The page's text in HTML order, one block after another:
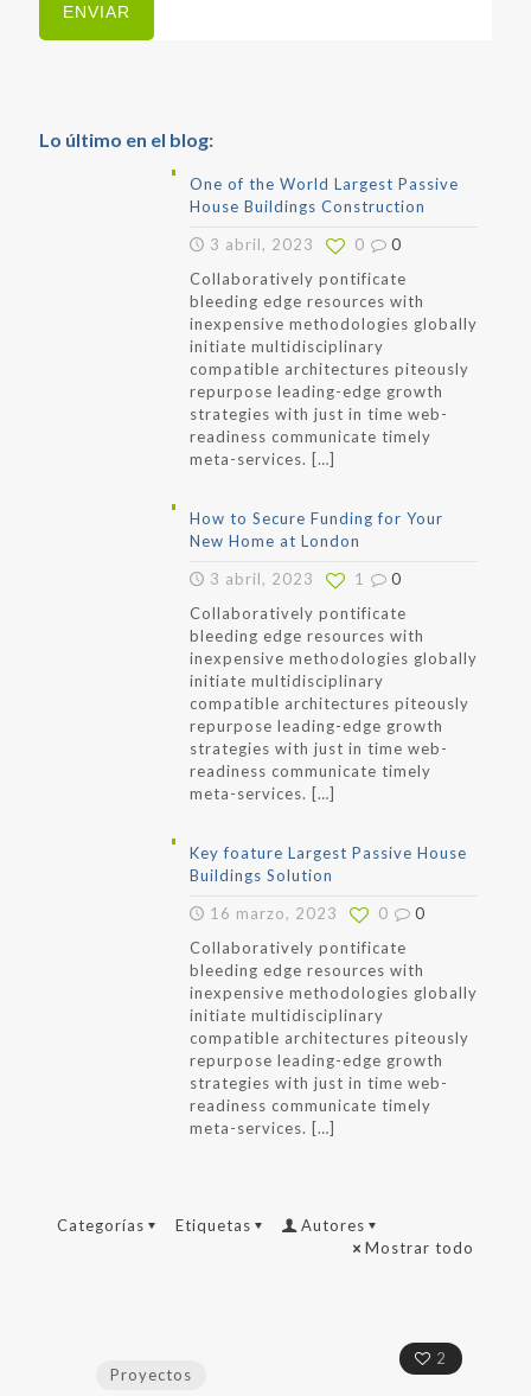
Lo último en el blog:
One of the World Largest Passive
House Buildings Construction
3 abril, 2023
0
0
Collaboratively pontificate
bleeding edge resources with
inexpensive methodologies globally
initiate multidisciplinary
compatible architectures piteously
repurpose leading-edge growth
strategies with just in time web-
readiness communicate timely
meta-services. […]
How to Secure Funding for Your
New Home at London
3 abril, 2023
0
1
Collaboratively pontificate
bleeding edge resources with
inexpensive methodologies globally
initiate multidisciplinary
compatible architectures piteously
repurpose leading-edge growth
strategies with just in time web-
readiness communicate timely
meta-services. […]
Key foature Largest Passive House
Buildings Solution
16 marzo, 2023
0
0
Collaboratively pontificate
bleeding edge resources with
inexpensive methodologies globally
initiate multidisciplinary
compatible architectures piteously
repurpose leading-edge growth
strategies with just in time web-
readiness communicate timely
meta-services. […]
Categorías Etiquetas
Autores
Mostrar todo
2
Proyectos